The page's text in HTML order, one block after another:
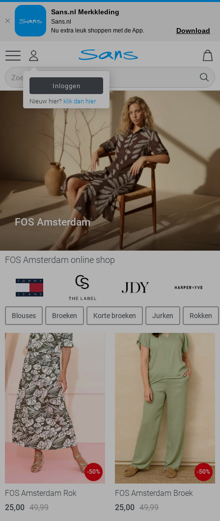
Inloggen
Nieuw hier? klik dan hier
FOS Amsterdam
FOS Amsterdam online shop
Blouses Broeken Korte broeken Jurken Rokken
-50%
FOS Amsterdam Rok
25,00 49,99
-50%
FOS Amsterdam Broek
25,00 49,99
Sans.nl Merkkleding
Sans.nl
Nu extra leuk shoppen met de App.
Download